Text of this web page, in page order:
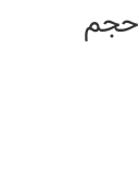
رنگ مو کالیون شماره KP11 حجم